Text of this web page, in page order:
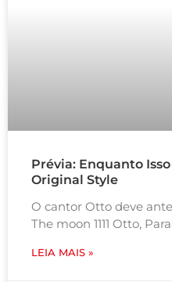
Prévia: Enquanto
Original Style
O cantor Otto deve
The moon 1111 Otto,
LEIA MAIS »